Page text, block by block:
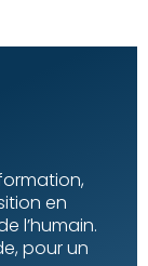
en
l’humain.
pour un